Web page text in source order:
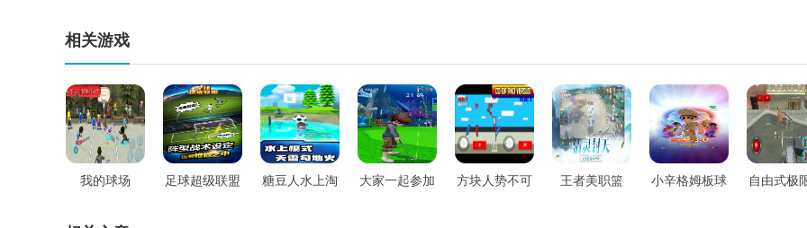
相关游戏
我的球场 足球超级联盟 糖豆人水上淘 大家一起参加 方块人势不可 王者美职篮 小辛格姆板球 自由式极